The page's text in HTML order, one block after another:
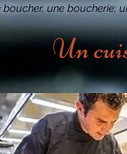
boucher, une boucherie;
Un